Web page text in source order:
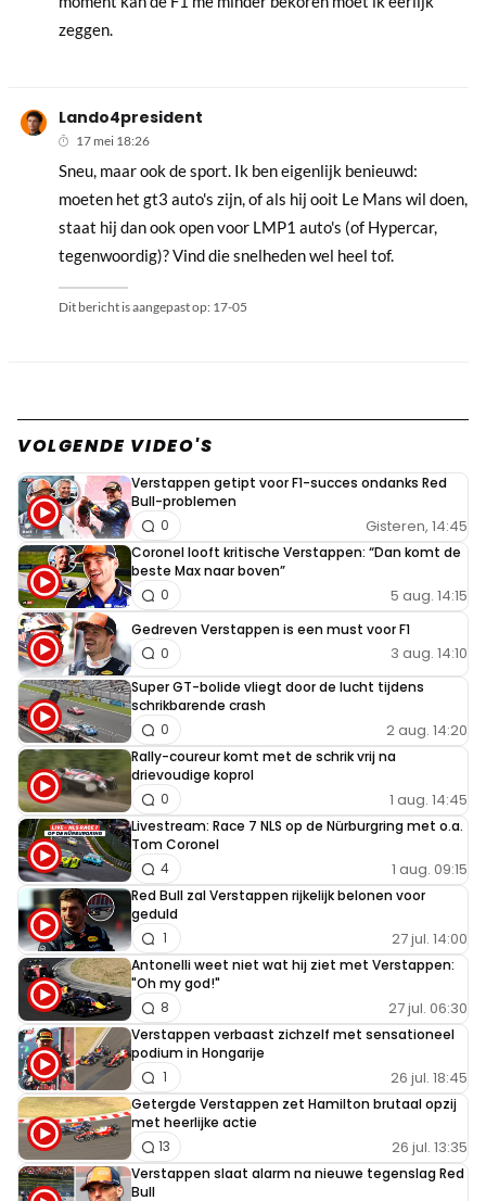
Lando4president
17 mei 18:26
Sneu, maar ook de sport. Ik ben eigenlijk benieuwd:
moeten het gt3 auto's zijn, of als hij ooit Le Mans wil doen,
staat hij dan ook open voor LMP1 auto's (of Hypercar,
tegenwoordig)? Vind die snelheden wel heel tof.
Dit bericht is aangepast op: 17-05
zeggen.
VOLGENDE VIDEO'S
Verstappen getipt voor F1-succes ondanks Red
Bull-problemen
Gisteren, 14:45
0
Coronel looft kritische Verstappen: “Dan komt de
beste Max naar boven”
5 aug. 14:15
0
Gedreven Verstappen is een must voor F1
3 aug. 14:10
0
Super GT-bolide vliegt door de lucht tijdens
schrikbarende crash
2 aug. 14:20
0
Rally-coureur komt met de schrik vrij na
drievoudige koprol
1 aug. 14:45
0
Livestream: Race 7 NLS op de Nürburgring met o.a.
Tom Coronel
1 aug. 09:15
4
Red Bull zal Verstappen rijkelijk belonen voor
geduld
27 jul. 14:00
1
Antonelli weet niet wat hij ziet met Verstappen:
"Oh my god!"
27 jul. 06:30
8
Verstappen verbaast zichzelf met sensationeel
podium in Hongarije
26 jul. 18:45
1
Getergde Verstappen zet Hamilton brutaal opzij
met heerlijke actie
26 jul. 13:35
13
Verstappen slaat alarm na nieuwe tegenslag Red
Bull